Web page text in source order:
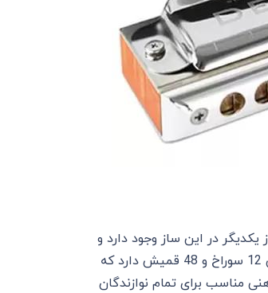
در این ساز وجود دارد و
نوازنده می‌تواند گام‌های بیشتری از سازدهنی‌های دیاتونیک را بنوازد. این سازدهنی 12 سوراخ و 48 قمیش دارد که
مناسب برای تمام نوازندگان